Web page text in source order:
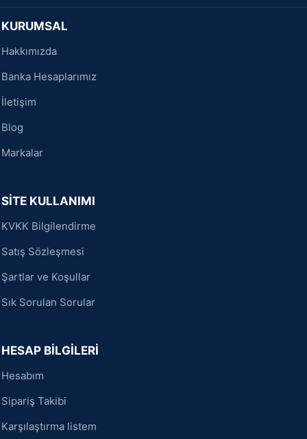
KURUMSAL
Hakkımızda
Banka Hesaplarımız
İletişim
Blog
Markalar
SİTE KULLANIMI
KVKK Bilgilendirme
Satış Sözleşmesi
Şartlar ve Koşullar
Sık Sorulan Sorular
HESAP BİLGİLERİ
Hesabım
Sipariş Takibi
Karşılaştırma listem